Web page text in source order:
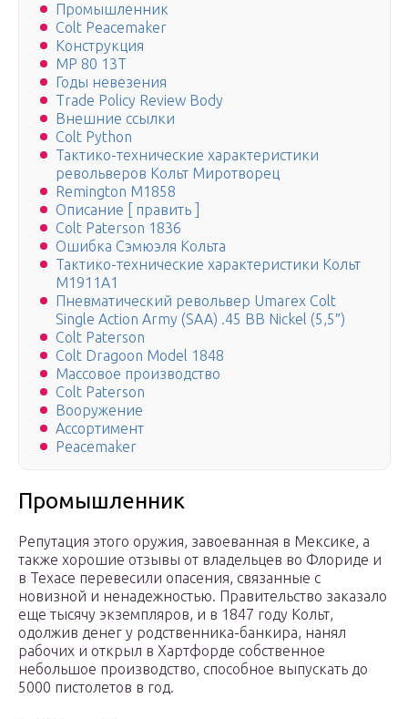
Промышленник
Colt Peacemaker
Конструкция
МР 80 13Т
Годы невезения
Trade Policy Review Body
Внешние ссылки
Colt Python
Тактико-технические характеристики
револьверов Кольт Миротворец
Remington M1858
Описание [ править ]
Colt Paterson 1836
Ошибка Сэмюэля Кольта
Тактико-технические характеристики Кольт
М1911А1
Пневматический револьвер Umarex Colt
Single Action Army (SAA) .45 BB Nickel (5,5″)
Colt Paterson
Colt Dragoon Model 1848
Массовое производство
Colt Paterson
Вооружение
Ассортимент
Peacemaker
Промышленник
Репутация этого оружия, завоеванная в Мексике, а
также хорошие отзывы от владельцев во Флориде и
в Техасе перевесили опасения, связанные с
новизной и ненадежностью. Правительство заказало
еще тысячу экземпляров, и в 1847 году Кольт,
одолжив денег у родственника-банкира, нанял
рабочих и открыл в Хартфорде собственное
небольшое производство, способное выпускать до
5000 пистолетов в год.